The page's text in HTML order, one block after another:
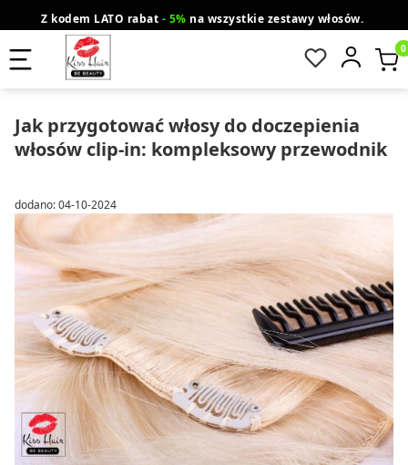
Z kodem LATO rabat - 5% na wszystkie zestawy włosów.
wysyłka gratis od 200 zł Orlen Paczka
Jak przygotować włosy do doczepienia
włosów clip-in: kompleksowy przewodnik
dodano: 04-10-2024